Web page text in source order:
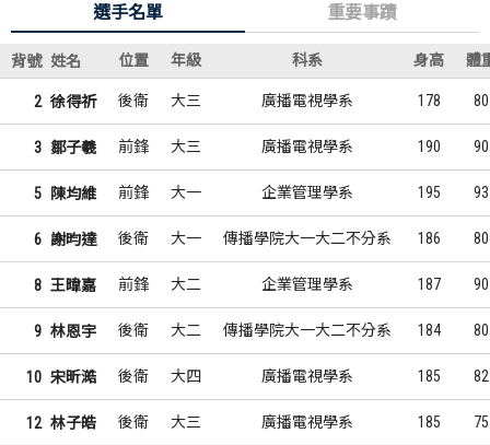
選手名單 重要事蹟
背號 姓名 位置 年級 科系 身高 體
2 徐得祈 後衛 大三 廣播電視學系 178 80
3 鄒子羲 前鋒 大三 廣播電視學系 190 90
5 陳均維 前鋒 大一 企業管理學系 195 93
6 謝昀達 後衛 大一 傳播學院大一大二不分系 186 80
8 王暐嘉 前鋒 大二 企業管理學系 187 90
9 林恩宇 後衛 大二 傳播學院大一大二不分系 184 80
10 宋昕澔 後衛 大四 廣播電視學系 185 82
12 林子皓 後衛 大三 廣播電視學系 185 75